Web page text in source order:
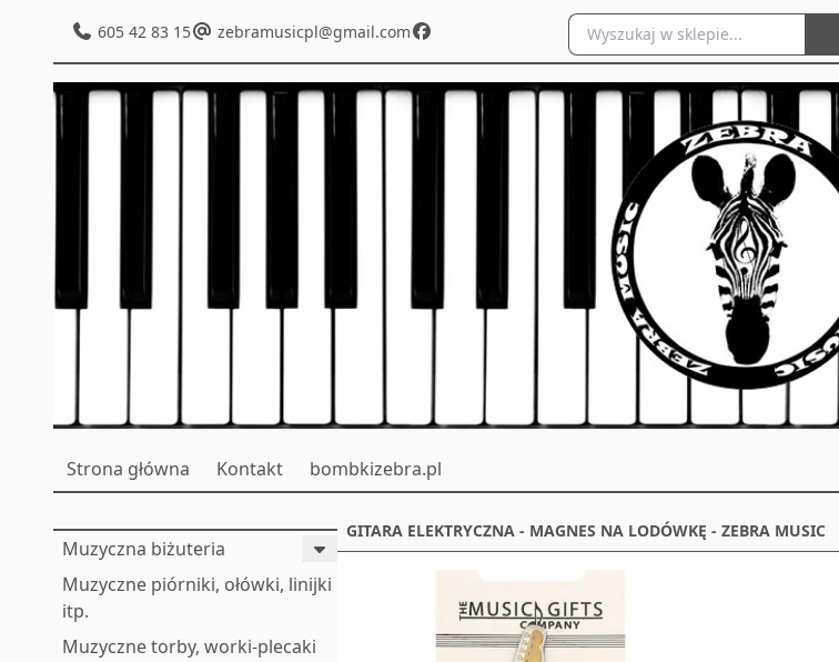
605 42 83 15 zebramusicpl@gmail.com
Strona główna Kontakt bombkizebra.pl
Muzyczna biżuteria
Muzyczne piórniki, ołówki, linijki
itp.
Muzyczne torby, worki-plecaki
GITARA ELEKTRYCZNA - MAGNES NA LODÓWKĘ - ZEBRA MUSIC